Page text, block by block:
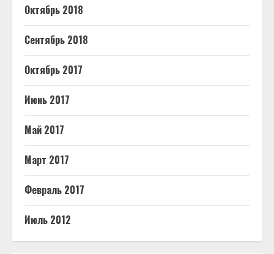
Октябрь 2018
Сентябрь 2018
Октябрь 2017
Июнь 2017
Май 2017
Март 2017
Февраль 2017
Июль 2012